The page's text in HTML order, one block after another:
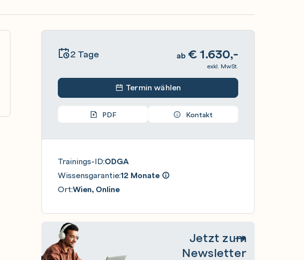
2 Tage ab €1.630,-
exkl. MwSt.
Termin wählen
PDF Kontakt
Trainings-ID:ODGA
Wissensgarantie:12 Monate
Ort:Wien, Online
Jetzt zum
Newsletter